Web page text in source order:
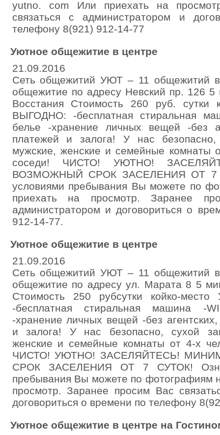
yutno. com Или приехать на
связаться с администратором и
телефону 8(921) 912-14-77
Уютное общежитие в центре
21.09.2016
Сеть общежитий УЮТ – 11 общежитий
общежитие по адресу Невский пр. 126
Восстания Стоимость 260 руб. сутки
ВЫГОДНО: -бесплатная стиральная
белье -хранение личных вещей -без
платежей и залога! У нас
мужские, женские и семейные комнаты
соседи! ЧИСТО! УЮТНО!
ВОЗМОЖНЫЙ СРОК ЗАСЕЛЕНИЯ ОТ 7
условиями пребывания Вы можете по
приехать на просмотр. Заранее
администратором и договориться о
912-14-77.
Уютное общежитие в центре
21.09.2016
Сеть общежитий УЮТ – 11 общежитий
общежитие по адресу ул. Марата 8 5
Стоимость 250 рубсутки койко-
-бесплатная стиральная машина -
-хранение личных вещей -без
и залога! У нас безопасно, сухой
женские и семейные комнаты от 4-х
ЧИСТО! УЮТНО! ЗАСЕЛЯЙТЕСЬ!
СРОК ЗАСЕЛЕНИЯ ОТ 7 СУТОК!
пребывания Вы можете по фотографиям
просмотр. Заранее просим Вас
договориться о времени по телефону
Уютное общежитие в центре на